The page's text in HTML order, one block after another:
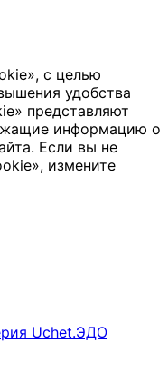
с целью
удобства
представляют
информацию о
Если вы не
измените
Uchet.ЭДО